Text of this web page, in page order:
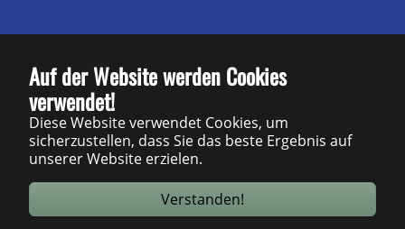
Auf der Website werden Cookies
verwendet!
Diese Website verwendet Cookies, um
sicherzustellen, dass Sie das beste Ergebnis auf
unserer Website erzielen.
Verstanden!
Impressum
Datenschutz
Barrierefreiheit